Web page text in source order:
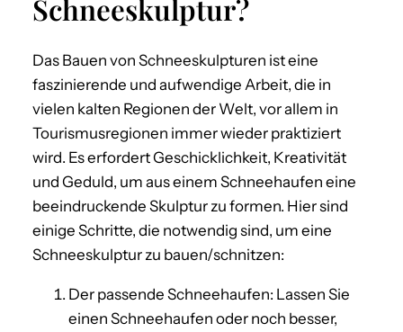
Schneeskulptur?
Das Bauen von Schneeskulpturen ist eine
faszinierende und aufwendige Arbeit, die in
vielen kalten Regionen der Welt, vor allem in
Tourismusregionen immer wieder praktiziert
wird. Es erfordert Geschicklichkeit, Kreativität
und Geduld, um aus einem Schneehaufen eine
beeindruckende Skulptur zu formen. Hier sind
einige Schritte, die notwendig sind, um eine
Schneeskulptur zu bauen/schnitzen:
Der passende Schneehaufen: Lassen Sie
einen Schneehaufen oder noch besser,